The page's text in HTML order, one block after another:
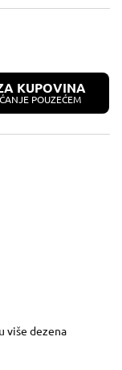
KUPOVINA
POUZEĆEM
više dezena